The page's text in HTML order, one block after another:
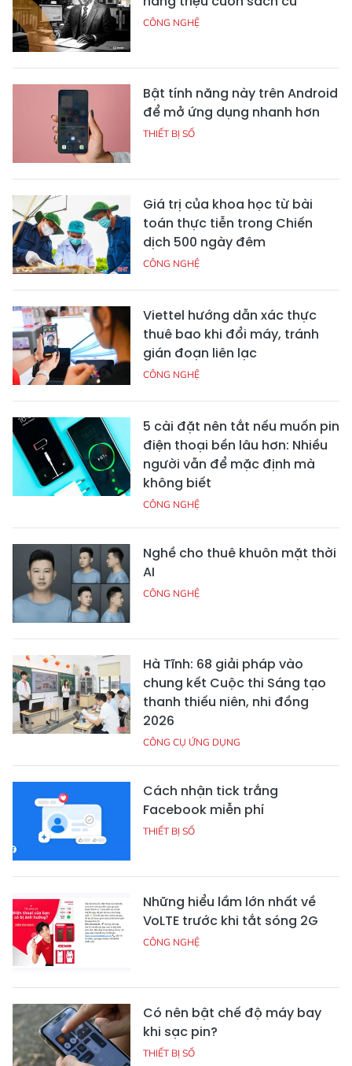
CÔNG NGHỆ
Bật tính năng này trên Android
để mở ứng dụng nhanh hơn
THIẾT BỊ SỐ
Giá trị của khoa học từ bài
toán thực tiễn trong Chiến
dịch 500 ngày đêm
CÔNG NGHỆ
Viettel hướng dẫn xác thực
thuê bao khi đổi máy, tránh
gián đoạn liên lạc
CÔNG NGHỆ
5 cài đặt nên tắt nếu muốn pin
điện thoại bền lâu hơn: Nhiều
người vẫn để mặc định mà
không biết
CÔNG NGHỆ
Nghề cho thuê khuôn mặt thời
AI
CÔNG NGHỆ
Hà Tĩnh: 68 giải pháp vào
chung kết Cuộc thi Sáng tạo
thanh thiếu niên, nhi đồng
2026
CÔNG CỤ ỨNG DỤNG
Cách nhận tick trắng
Facebook miễn phí
THIẾT BỊ SỐ
Những hiểu lầm lớn nhất về
VoLTE trước khi tắt sóng 2G
CÔNG NGHỆ
Có nên bật chế độ máy bay
khi sạc pin?
THIẾT BỊ SỐ